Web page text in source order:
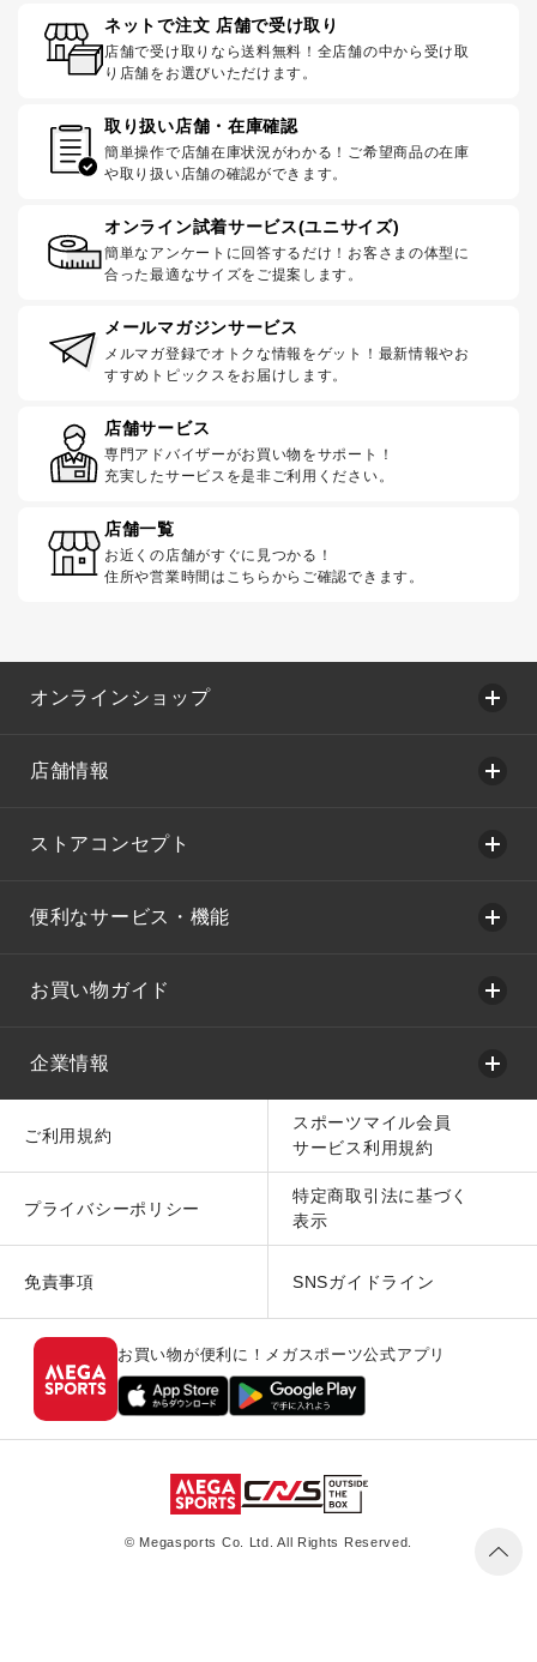
ネットで注文 店舗で受け取り
店舗で受け取りなら送料無料！全店舗の中から受け取
り店舗をお選びいただけます。
取り扱い店舗・在庫確認
簡単操作で店舗在庫状況がわかる！ご希望商品の在庫
や取り扱い店舗の確認ができます。
オンライン試着サービス(ユニサイズ)
簡単なアンケートに回答するだけ！お客さまの体型に
合った最適なサイズをご提案します。
メールマガジンサービス
メルマガ登録でオトクな情報をゲット！最新情報やお
すすめトピックスをお届けします。
店舗サービス
専門アドバイザーがお買い物をサポート！
充実したサービスを是非ご利用ください。
店舗一覧
お近くの店舗がすぐに見つかる！
住所や営業時間はこちらからご確認できます。
オンラインショップ
店舗情報
ストアコンセプト
便利なサービス・機能
お買い物ガイド
企業情報
ご利用規約
スポーツマイル会員
サービス利用規約
プライバシーポリシー
特定商取引法に基づく
表示
免責事項 SNSガイドライン
お買い物が便利に！メガスポーツ公式アプリ
© Megasports Co. Ltd. All Rights Reserved.